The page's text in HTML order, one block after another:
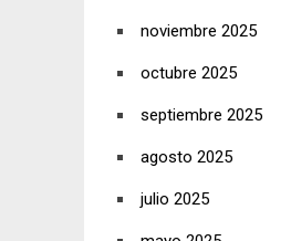
noviembre 2025
octubre 2025
septiembre 2025
agosto 2025
julio 2025